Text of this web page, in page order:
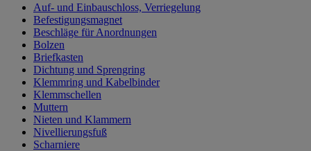
Auf- und Einbauschloss, Verriegelung
Befestigungsmagnet
Beschläge für Anordnungen
Bolzen
Briefkasten
Dichtung und Sprengring
Klemmring und Kabelbinder
Klemmschellen
Muttern
Nieten und Klammern
Nivellierungsfuß
Scharniere